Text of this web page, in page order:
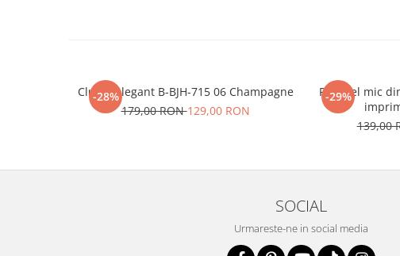
-28%
Clutch elegant B-BJH-715 06 Champagne
179,00 RON129,00 RON
-29%
Portofel mic
139,00
SOCIAL
Urmareste-ne in social media